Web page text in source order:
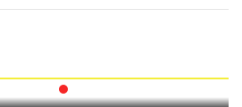
Kobarkan Semangat